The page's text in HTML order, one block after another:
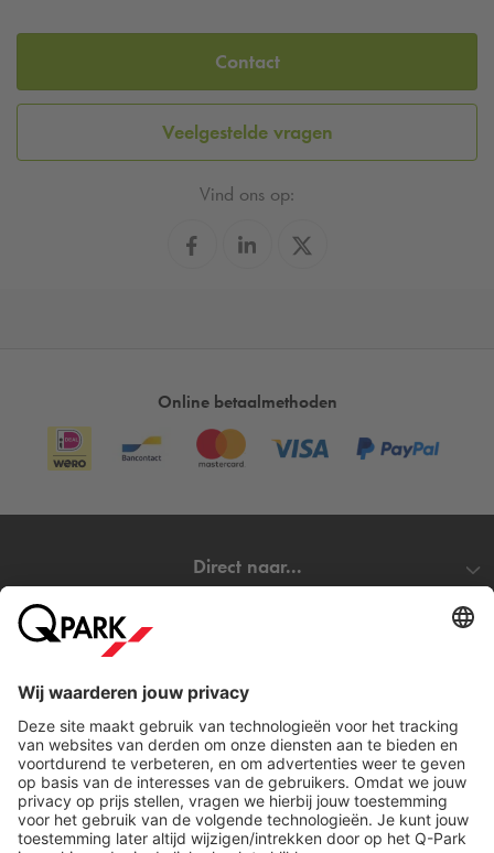
Contact
Veelgestelde vragen
Vind ons op:
Online betaalmethoden
Direct naar...